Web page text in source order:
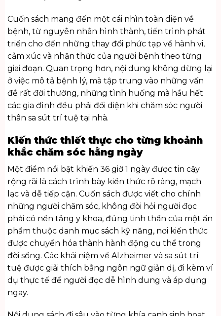
Cuốn sách mang đến một cái nhìn toàn diện về
bệnh, từ nguyên nhân hình thành, tiến trình phát
triển cho đến những thay đổi phức tạp về hành vi,
cảm xúc và nhận thức của người bệnh theo từng
giai đoạn. Quan trọng hơn, nội dung không dừng lại
ở việc mô tả bệnh lý, mà tập trung vào những vấn
đề rất đời thường, những tình huống mà hầu hết
các gia đình đều phải đối diện khi chăm sóc người
thân sa sút trí tuệ tại nhà.
Kiến thức thiết thực cho từng khoảnh
khắc chăm sóc hằng ngày
Một điểm nổi bật khiến 36 giờ 1 ngày được tin cậy
rộng rãi là cách trình bày kiến thức rõ ràng, mạch
lạc và dễ tiếp cận. Cuốn sách được viết cho chính
những người chăm sóc, không đòi hỏi người đọc
phải có nền tảng y khoa, đúng tinh thần của một ấn
phẩm thuộc danh mục sách kỹ năng, nơi kiến thức
được chuyển hóa thành hành động cụ thể trong
đời sống. Các khái niệm về Alzheimer và sa sút trí
tuệ được giải thích bằng ngôn ngữ giản dị, đi kèm ví
dụ thực tế để người đọc dễ hình dung và áp dụng
ngay.